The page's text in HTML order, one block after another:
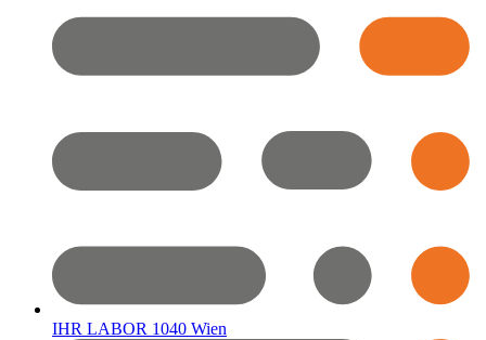
IHR LABOR 1040 Wien